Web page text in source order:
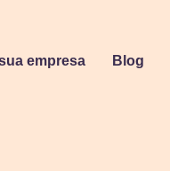
empresa Blog